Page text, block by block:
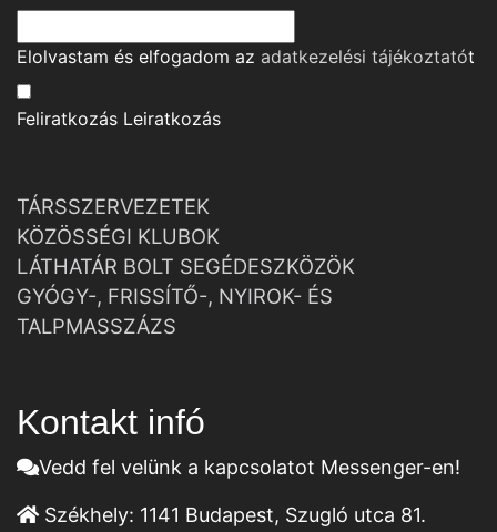
Elolvastam és elfogadom az adatkezelési tájékoztatót
Feliratkozás Leiratkozás
TÁRSSZERVEZETEK
KÖZÖSSÉGI KLUBOK
LÁTHATÁR BOLT SEGÉDESZKÖZÖK
GYÓGY-, FRISSÍTŐ-, NYIROK- ÉS
TALPMASSZÁZS
Kontakt infó
Vedd fel velünk a kapcsolatot Messenger-en!
Székhely: 1141 Budapest, Szugló utca 81.